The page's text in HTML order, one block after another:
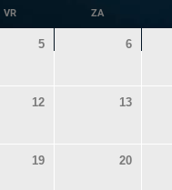
VR ZA
5 6
12 13
19 20